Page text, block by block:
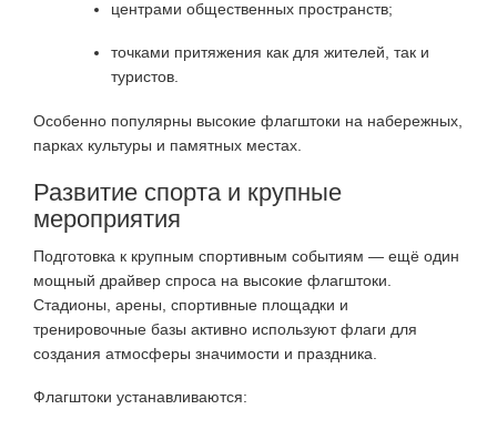
центрами общественных пространств;
точками притяжения как для жителей, так и
туристов.
Особенно популярны высокие флагштоки на набережных,
парках культуры и памятных местах.
Развитие спорта и крупные
мероприятия
Подготовка к крупным спортивным событиям — ещё один
мощный драйвер спроса на высокие флагштоки.
Стадионы, арены, спортивные площадки и
тренировочные базы активно используют флаги для
создания атмосферы значимости и праздника.
Флагштоки устанавливаются: